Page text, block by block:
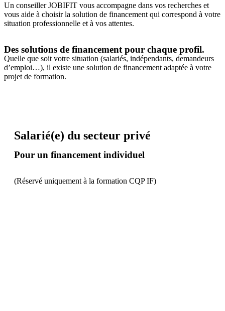
Un conseiller JOBIFIT vous accompagne dans vos recherches et
vous aide à choisir la solution de financement qui correspond à votre
situation professionnelle et à vos attentes.
Des solutions de financement pour chaque profil.
Quelle que soit votre situation (salariés, indépendants, demandeurs
d’emploi…), il existe une solution de financement adaptée à votre
projet de formation.
Salarié(e) du secteur privé
Pour un financement individuel
(Réservé uniquement à la formation CQP IF)